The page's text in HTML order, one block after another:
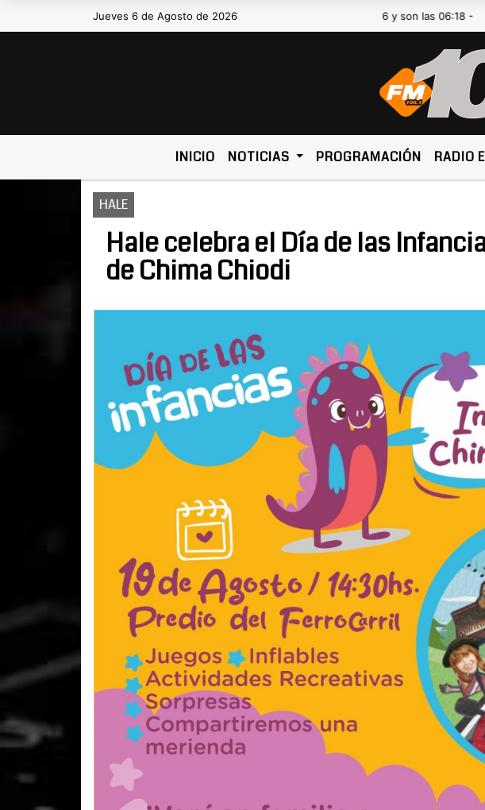
Jueves 6 de Agosto de 2026Hoy es Jueves 6 de Agosto de 2026 y son las 06:18 -
INICIO NOTICIAS PROGRAMACIÓN RADIO
HALE
Hale celebra el Día de las
de Chima Chiodi